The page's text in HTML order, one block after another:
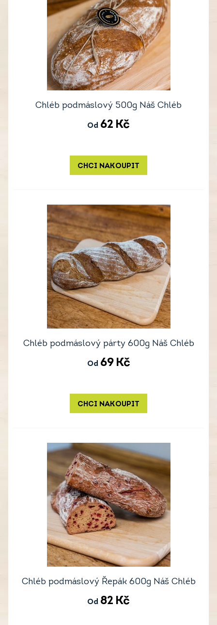
Chléb podmáslový 500g Náš Chléb
Od 62 Kč
CHCI NAKOUPIT
Chléb podmáslový párty 600g Náš Chléb
Od 69 Kč
CHCI NAKOUPIT
Chléb podmáslový Řepák 600g Náš Chléb
Od 82 Kč